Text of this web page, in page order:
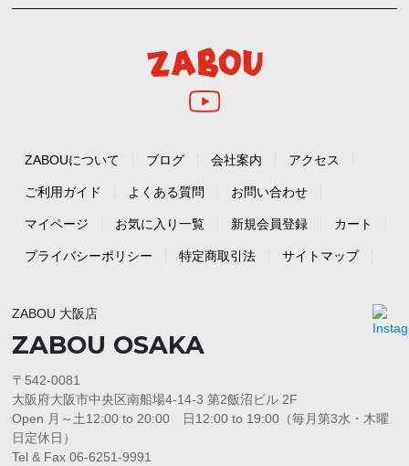
ZABOUについて ブログ 会社案内 アクセス
ご利用ガイド よくある質問 お問い合わせ
マイページ お気に入り一覧 新規会員登録 カート
プライバシーポリシー 特定商取引法 サイトマップ
ZABOU 大阪店
ZABOU OSAKA
〒542-0081
大阪府大阪市中央区南船場4-14-3 第2飯沼ビル 2F
Open 月～土12:00 to 20:00 日12:00 to 19:00（毎月第3水・木曜
日定休日）
Tel & Fax 06-6251-9991